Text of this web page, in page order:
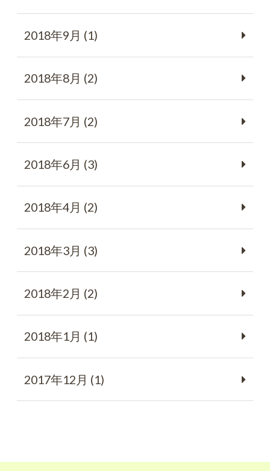
2018年9月 (1)
2018年8月 (2)
2018年7月 (2)
2018年6月 (3)
2018年4月 (2)
2018年3月 (3)
2018年2月 (2)
2018年1月 (1)
2017年12月 (1)